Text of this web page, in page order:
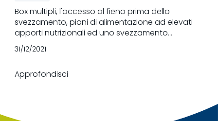
Box multipli, l'accesso al fieno prima dello
svezzamento, piani di alimentazione ad elevati
apporti nutrizionali ed uno svezzamento
posticipato, con un regime di svezzamento
graduale, sono tutti fattori che possono
svezzamento, ridurre lo stress e aumentare le
31/12/2021
Approfondisci